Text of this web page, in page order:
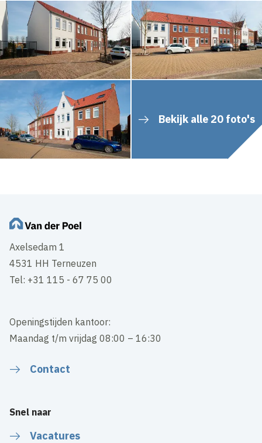
Bekijk alle 20 foto's
Axelsedam 1
4531 HH Terneuzen
Tel: +31 115 - 67 75 00
Openingstijden kantoor:
Maandag t/m vrijdag 08:00 – 16:30
Contact
Snel naar
Vacatures